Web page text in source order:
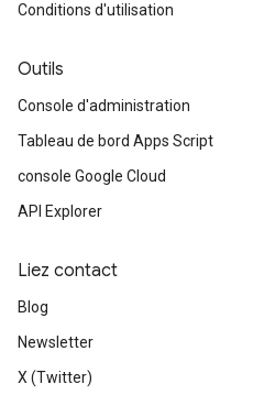
Conditions d'utilisation
Outils
Console d'administration
Tableau de bord Apps Script
console Google Cloud
API Explorer
Liez contact
Blog
Newsletter
X (Twitter)